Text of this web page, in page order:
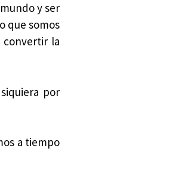
y ser
que somos
convertir la
por
a tiempo